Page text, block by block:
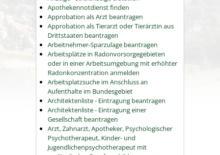
Apothekennotdienst finden
Approbation als Arzt beantragen
Approbation als Tierarzt oder Tierärztin aus
Drittstaaten beantragen
Arbeitnehmer-Sparzulage beantragen
Arbeitsplätze in Radonvorsorgegebieten
oder in einer Arbeitsumgebung mit erhöhter
Radonkonzentration anmelden
Arbeitsplatzsuche im Anschluss an
Aufenthalte im Bundesgebiet
Architektenliste - Eintragung beantragen
Architektenliste - Eintragung einer
Gesellschaft beantragen
Arzt, Zahnarzt, Apotheker, Psychologischer
Psychotherapeut, Kinder- und
Jugendlichenpsychotherapeut mit